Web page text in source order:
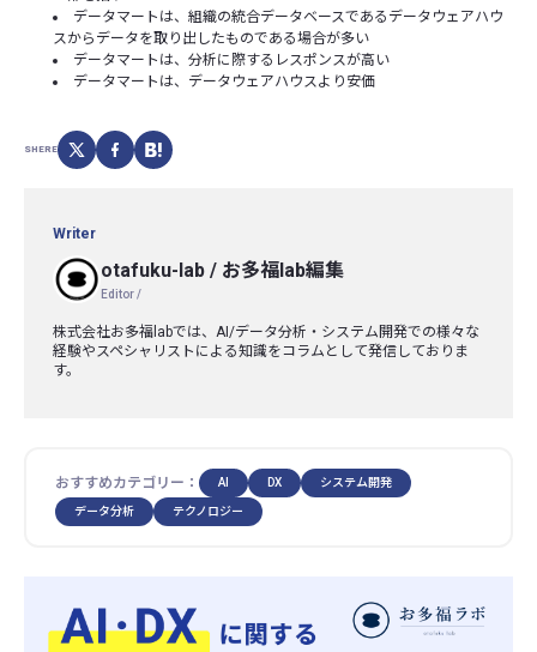
データマートは、組織の統合データベースであるデータウェアハウ
スからデータを取り出したものである場合が多い
データマートは、分析に際するレスポンスが高い
データマートは、データウェアハウスより安価
SHERE
Writer
otafuku-lab / お多福lab編集
Editor /
株式会社お多福labでは、AI/データ分析・システム開発での様々な
経験やスペシャリストによる知識をコラムとして発信しておりま
す。
おすすめカテゴリー： AI DX システム開発
データ分析 テクノロジー